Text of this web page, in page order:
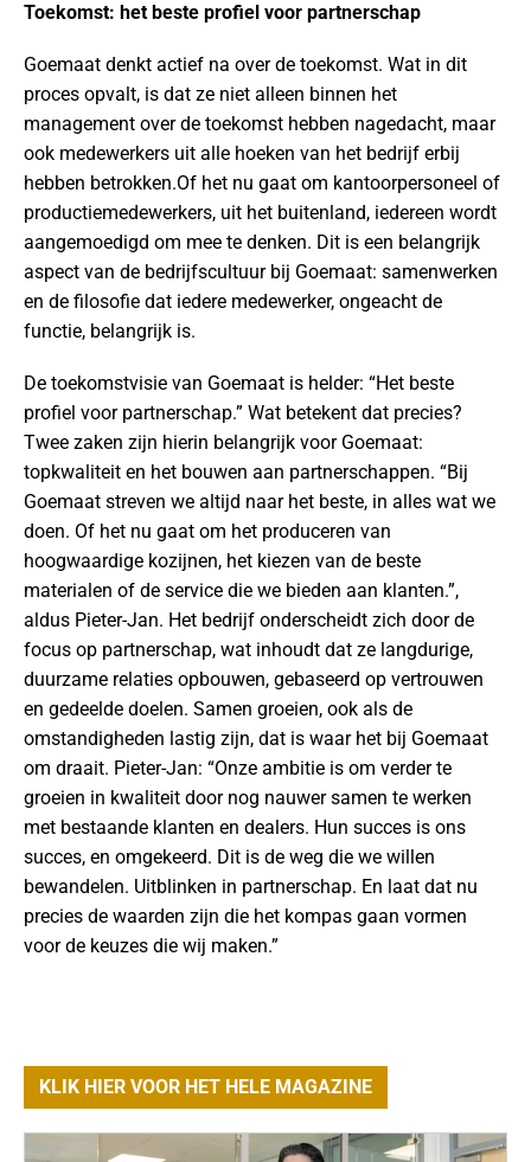
Toekomst: het beste profiel voor partnerschap
Goemaat denkt actief na over de toekomst. Wat in dit
proces opvalt, is dat ze niet alleen binnen het
management over de toekomst hebben nagedacht, maar
ook medewerkers uit alle hoeken van het bedrijf erbij
hebben betrokken.Of het nu gaat om kantoorpersoneel of
productiemedewerkers, uit het buitenland, iedereen wordt
aangemoedigd om mee te denken. Dit is een belangrijk
aspect van de bedrijfscultuur bij Goemaat: samenwerken
en de filosofie dat iedere medewerker, ongeacht de
functie, belangrijk is.
De toekomstvisie van Goemaat is helder: “Het beste
profiel voor partnerschap.” Wat betekent dat precies?
Twee zaken zijn hierin belangrijk voor Goemaat:
topkwaliteit en het bouwen aan partnerschappen. “Bij
Goemaat streven we altijd naar het beste, in alles wat we
doen. Of het nu gaat om het produceren van
hoogwaardige kozijnen, het kiezen van de beste
materialen of de service die we bieden aan klanten.”,
aldus Pieter-Jan. Het bedrijf onderscheidt zich door de
focus op partnerschap, wat inhoudt dat ze langdurige,
duurzame relaties opbouwen, gebaseerd op vertrouwen
en gedeelde doelen. Samen groeien, ook als de
omstandigheden lastig zijn, dat is waar het bij Goemaat
om draait. Pieter-Jan: “Onze ambitie is om verder te
groeien in kwaliteit door nog nauwer samen te werken
met bestaande klanten en dealers. Hun succes is ons
succes, en omgekeerd. Dit is de weg die we willen
bewandelen. Uitblinken in partnerschap. En laat dat nu
precies de waarden zijn die het kompas gaan vormen
voor de keuzes die wij maken.”
KLIK HIER VOOR HET HELE MAGAZINE